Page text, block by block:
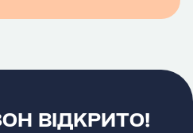
ВІДКРИТО!